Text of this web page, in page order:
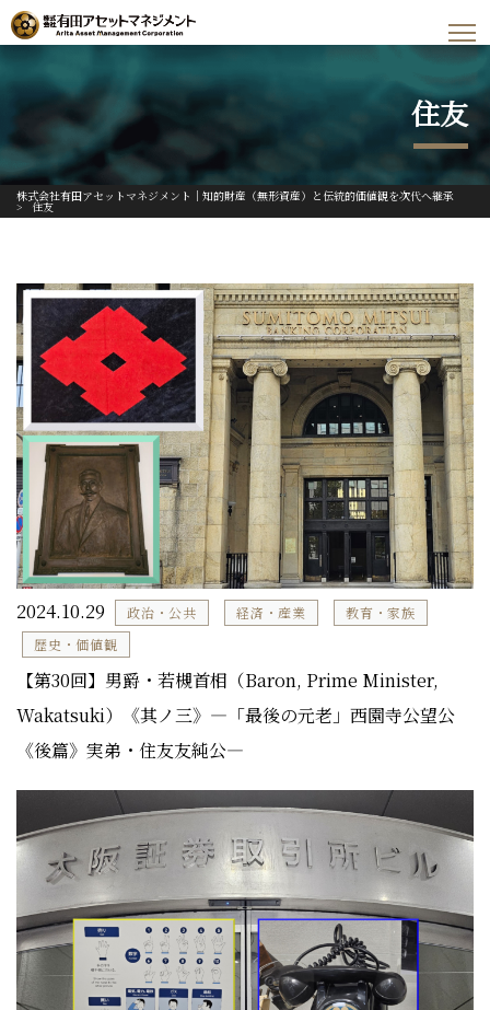
住友
株式会社有田アセットマネジメント｜知的財産（無形資産）と伝統的価値観を次代へ継承
> 住友
2024.10.29 政治・公共 経済・産業
教育・家族
歴史・価値観
【第30回】男爵・若槻首相（Baron, Prime Minister,
Wakatsuki）《其ノ三》―「最後の元老」西園寺公望公
《後篇》実弟・住友友純公―